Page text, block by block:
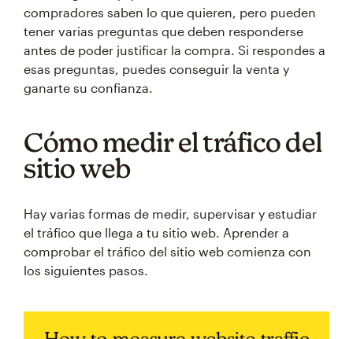
compradores saben lo que quieren, pero pueden
tener varias preguntas que deben responderse
antes de poder justificar la compra. Si respondes a
esas preguntas, puedes conseguir la venta y
ganarte su confianza.
Cómo medir el tráfico del
sitio web
Hay varias formas de medir, supervisar y estudiar
el tráfico que llega a tu sitio web. Aprender a
comprobar el tráfico del sitio web comienza con
los siguientes pasos.